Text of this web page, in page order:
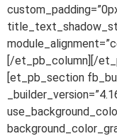
[/et_pb_column][/
[et_pb_section